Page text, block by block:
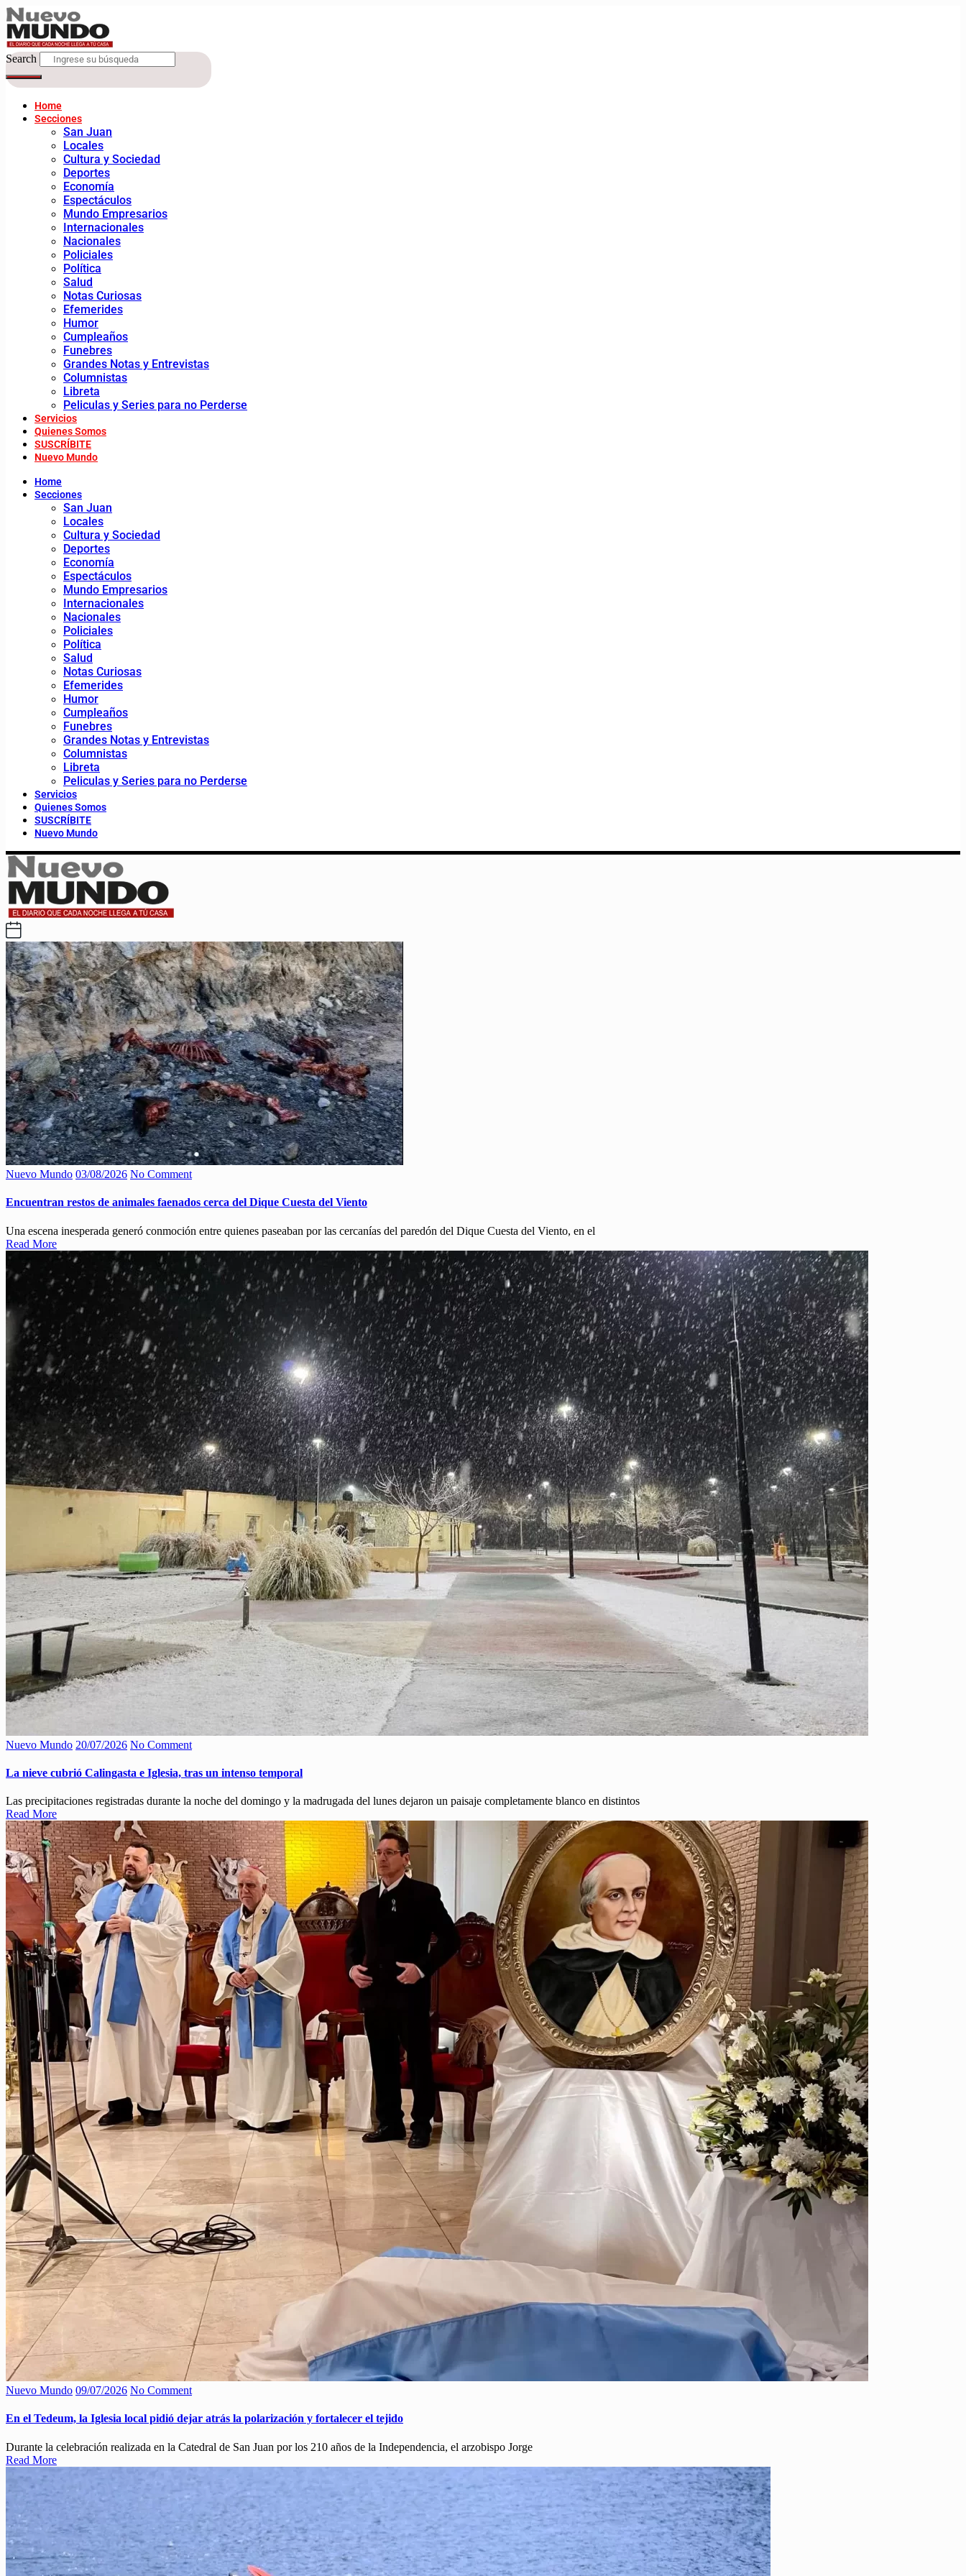
Search
Home
Secciones
San Juan
Locales
Cultura y Sociedad
Deportes
Economía
Espectáculos
Mundo Empresarios
Internacionales
Nacionales
Policiales
Política
Salud
Notas Curiosas
Efemerides
Humor
Cumpleaños
Funebres
Grandes Notas y Entrevistas
Columnistas
Libreta
Peliculas y Series para no Perderse
Servicios
Quienes Somos
SUSCRÍBITE
Nuevo Mundo
Home
Secciones
San Juan
Locales
Cultura y Sociedad
Deportes
Economía
Espectáculos
Mundo Empresarios
Internacionales
Nacionales
Policiales
Política
Salud
Notas Curiosas
Efemerides
Humor
Cumpleaños
Funebres
Grandes Notas y Entrevistas
Columnistas
Libreta
Peliculas y Series para no Perderse
Servicios
Quienes Somos
SUSCRÍBITE
Nuevo Mundo
Nuevo Mundo 03/08/2026 No Comment
Encuentran restos de animales faenados cerca del Dique Cuesta del Viento
Una escena inesperada generó conmoción entre quienes paseaban por las cercanías del paredón del Dique Cuesta del Viento, en el
Read More
Nuevo Mundo 20/07/2026 No Comment
La nieve cubrió Calingasta e Iglesia, tras un intenso temporal
Las precipitaciones registradas durante la noche del domingo y la madrugada del lunes dejaron un paisaje completamente blanco en distintos
Read More
Nuevo Mundo 09/07/2026 No Comment
En el Tedeum, la Iglesia local pidió dejar atrás la polarización y fortalecer el tejido
Durante la celebración realizada en la Catedral de San Juan por los 210 años de la Independencia, el arzobispo Jorge
Read More